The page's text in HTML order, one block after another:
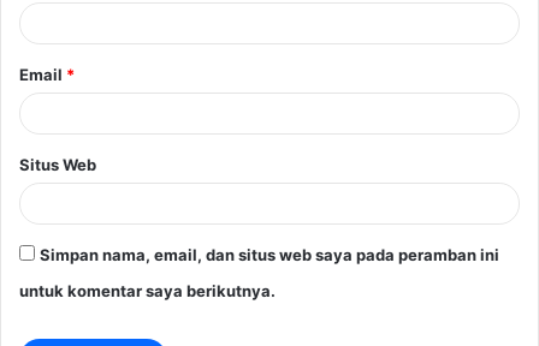
Email *
Situs Web
Simpan nama, email, dan situs web saya pada peramban ini
untuk komentar saya berikutnya.